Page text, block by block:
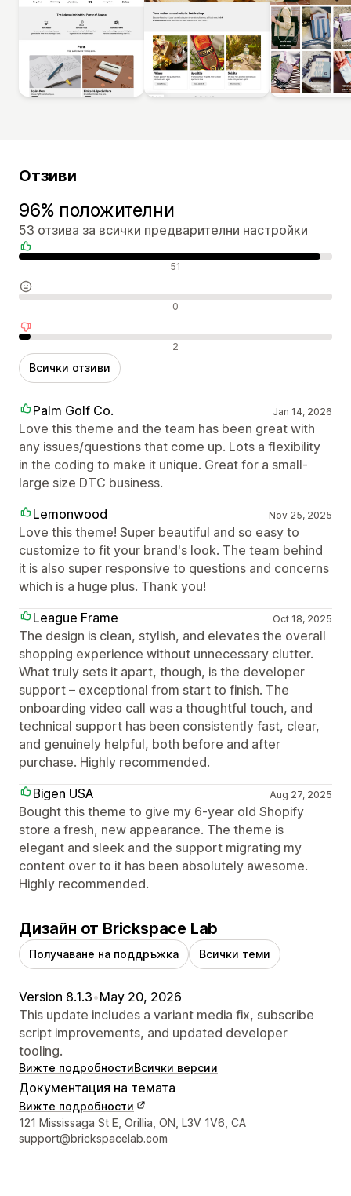
Отзиви
96% положителни
53 отзива за всички предварителни настройки
Положителни отзиви 51
Неутрални отзиви 0
Отрицателни отзиви 2
Всички отзиви
Palm Golf Co. Jan 14, 2026
Love this theme and the team has been great with
any issues/questions that come up. Lots a flexibility
in the coding to make it unique. Great for a small-
large size DTC business.
Lemonwood
Nov 25, 2025
Love this theme! Super beautiful and so easy to
customize to fit your brand's look. The team behind
it is also super responsive to questions and concerns
which is a huge plus. Thank you!
League Frame
Oct 18, 2025
The design is clean, stylish, and elevates the overall
shopping experience without unnecessary clutter.
What truly sets it apart, though, is the developer
support – exceptional from start to finish. The
onboarding video call was a thoughtful touch, and
technical support has been consistently fast, clear,
and genuinely helpful, both before and after
purchase. Highly recommended.
Bigen USA
Aug 27, 2025
Bought this theme to give my 6-year old Shopify
store a fresh, new appearance. The theme is
elegant and sleek and the support migrating my
content over to it has been absolutely awesome.
Highly recommended.
Дизайн от Brickspace Lab
Получаване на поддръжка Всички теми
Version 8.1.3•May 20, 2026
This update includes a variant media fix, subscribe
script improvements, and updated developer
tooling.
Вижте подробностиВсички версии
Документация на темата
Вижте подробности
Данни за връзка с дизайнера
121 Mississaga St E, Orillia, ON, L3V 1V6, CA
support@brickspacelab.com